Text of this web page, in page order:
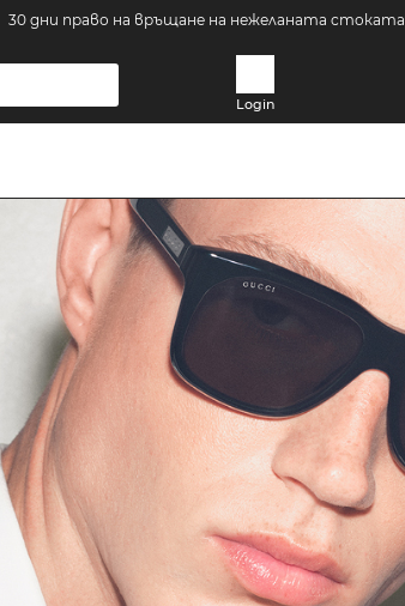
30 дни право на връщане на нежеланата стоката
Login